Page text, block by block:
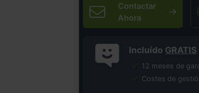
Contactar
Ahora
Incluído GRATIS
12 meses de
Costes de